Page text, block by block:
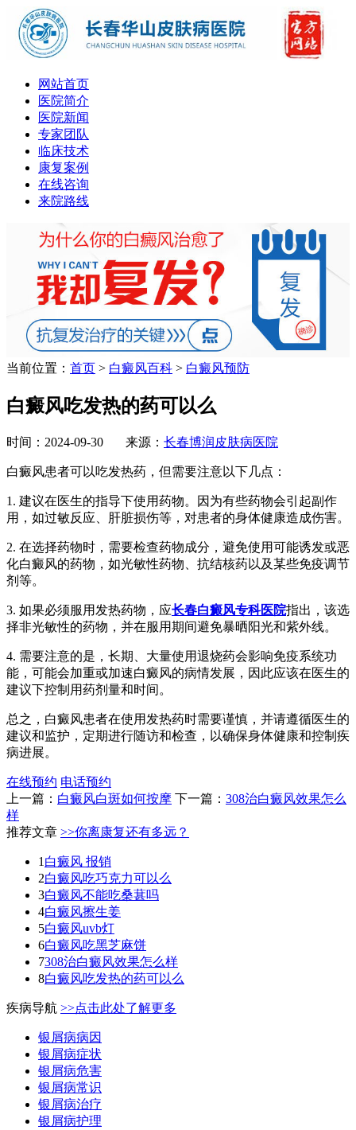
网站首页
医院简介
医院新闻
专家团队
临床技术
康复案例
在线咨询
来院路线
当前位置： 首页 > 白癜风百科 > 白癜风预防
白癜风吃发热的药可以么
时间：2024-09-30 来源： 长春博润皮肤病医院
白癜风患者可以吃发热药，但需要注意以下几点：
1. 建议在医生的指导下使用药物。因为有些药物会引起副作
用，如过敏反应、肝脏损伤等，对患者的身体健康造成伤害。
2. 在选择药物时，需要检查药物成分，避免使用可能诱发或恶
化白癜风的药物，如光敏性药物、抗结核药以及某些免疫调节
剂等。
3. 如果必须服用发热药物，应长春白癜风专科医院指出，该选
择非光敏性的药物，并在服用期间避免暴晒阳光和紫外线。
4. 需要注意的是，长期、大量使用退烧药会影响免疫系统功
能，可能会加重或加速白癜风的病情发展，因此应该在医生的
建议下控制用药剂量和时间。
总之，白癜风患者在使用发热药时需要谨慎，并请遵循医生的
建议和监护，定期进行随访和检查，以确保身体健康和控制疾
病进展。
在线预约 电话预约
上一篇： 白癜风白斑如何按摩 下一篇： 308治白癜风效果怎么
样
推荐文章 >>你离康复还有多远？
1 白癜风 报销
2白癜风吃巧克力可以么
3白癜风不能吃桑葚吗
4白癜风擦生姜
5白癜风uvb灯
6白癜风吃黑芝麻饼
7308治白癜风效果怎么样
8白癜风吃发热的药可以么
疾病导航 >>点击此处了解更多
银屑病病因
银屑病症状
银屑病危害
银屑病常识
银屑病治疗
银屑病护理